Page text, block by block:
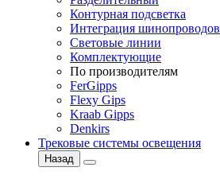
Контурная подсветка
Интеграция шинопроводов
Световые линии
Комплектующие
По производителям
FerGipps
Flexy Gips
Kraab Gipps
Denkirs
Трековые системы освещения
Назад